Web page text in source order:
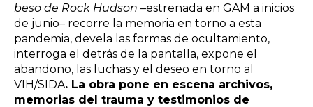
beso de Rock Hudson –estrenada en GAM a inicios
de junio– recorre la memoria en torno a esta
pandemia, devela las formas de ocultamiento,
interroga el detrás de la pantalla, expone el
abandono, las luchas y el deseo en torno al
VIH/SIDA. La obra pone en escena archivos,
memorias del trauma y testimonios de